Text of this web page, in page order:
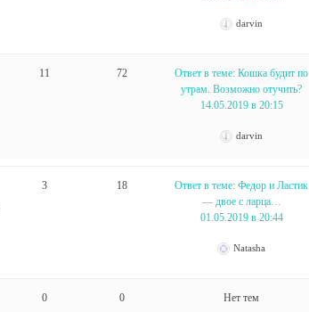
darvin
11 72
Ответ в теме: Кошка будит по
утрам. Возможно отучить?
14.05.2019 в 20:15
darvin
3 18
Ответ в теме: Федор и Ластик
— двое с ларца…
01.05.2019 в 20:44
Natasha
0 0 Нет тем